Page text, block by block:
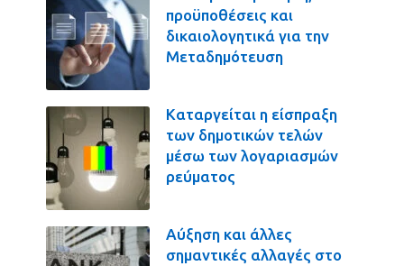
προϋποθέσεις και
δικαιολογητικά για την
Μεταδημότευση
Καταργείται η είσπραξη
των δημοτικών τελών
μέσω των λογαριασμών
ρεύματος
Αύξηση και άλλες
σημαντικές αλλαγές στο